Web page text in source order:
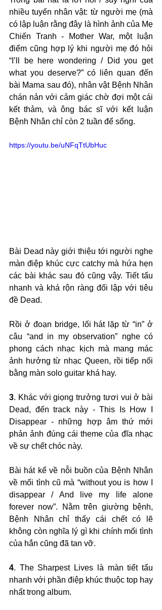
nhiều tuyến nhân vật: từ người mẹ (mà
có lập luận rằng đây là hình ảnh của Mẹ
Chiến Tranh - Mother War, một luận
điểm cũng hợp lý khi người mẹ đó hỏi
“I’ll be here wondering / Did you get
what you deserve?” có liên quan đến
bài Mama sau đó), nhân vật Bệnh Nhân
chán nản với cảm giác chờ đợi một cái
kết thảm, và ông bác sĩ với kết luận
Bệnh Nhân chỉ còn 2 tuần để sống.
https://youtu.be/uNFqTtUbHuc
Bài Dead này giới thiệu tới người nghe
màn điệp khúc cực catchy mà hứa hẹn
các bài khác sau đó cũng vậy. Tiết tấu
nhanh và khá rộn ràng đối lập với tiêu
đề Dead.
Rồi ở đoạn bridge, lối hát lặp từ “in” ở
câu “and in my observation” nghe có
phong cách nhạc kịch mà mang mác
ảnh hưởng từ nhạc Queen, rồi tiếp nối
bằng màn solo guitar khá hay.
3. Khác với giọng trưởng tươi vui ở bài
Dead, đến track này - This Is How I
Disappear - những hợp âm thứ mới
phản ảnh đúng cái theme của đĩa nhạc
về sự chết chóc này.
Bài hát kể về nỗi buồn của Bệnh Nhân
về mối tình cũ mà “without you is how I
disappear / And live my life alone
forever now”. Nằm trên giường bệnh,
Bệnh Nhân chỉ thấy cái chết có lẽ
không còn nghĩa lý gì khi chính mối tình
của hắn cũng đã tan vỡ.
4. The Sharpest Lives là màn tiết tấu
nhanh với phần điệp khúc thuộc top hay
nhất trong album.